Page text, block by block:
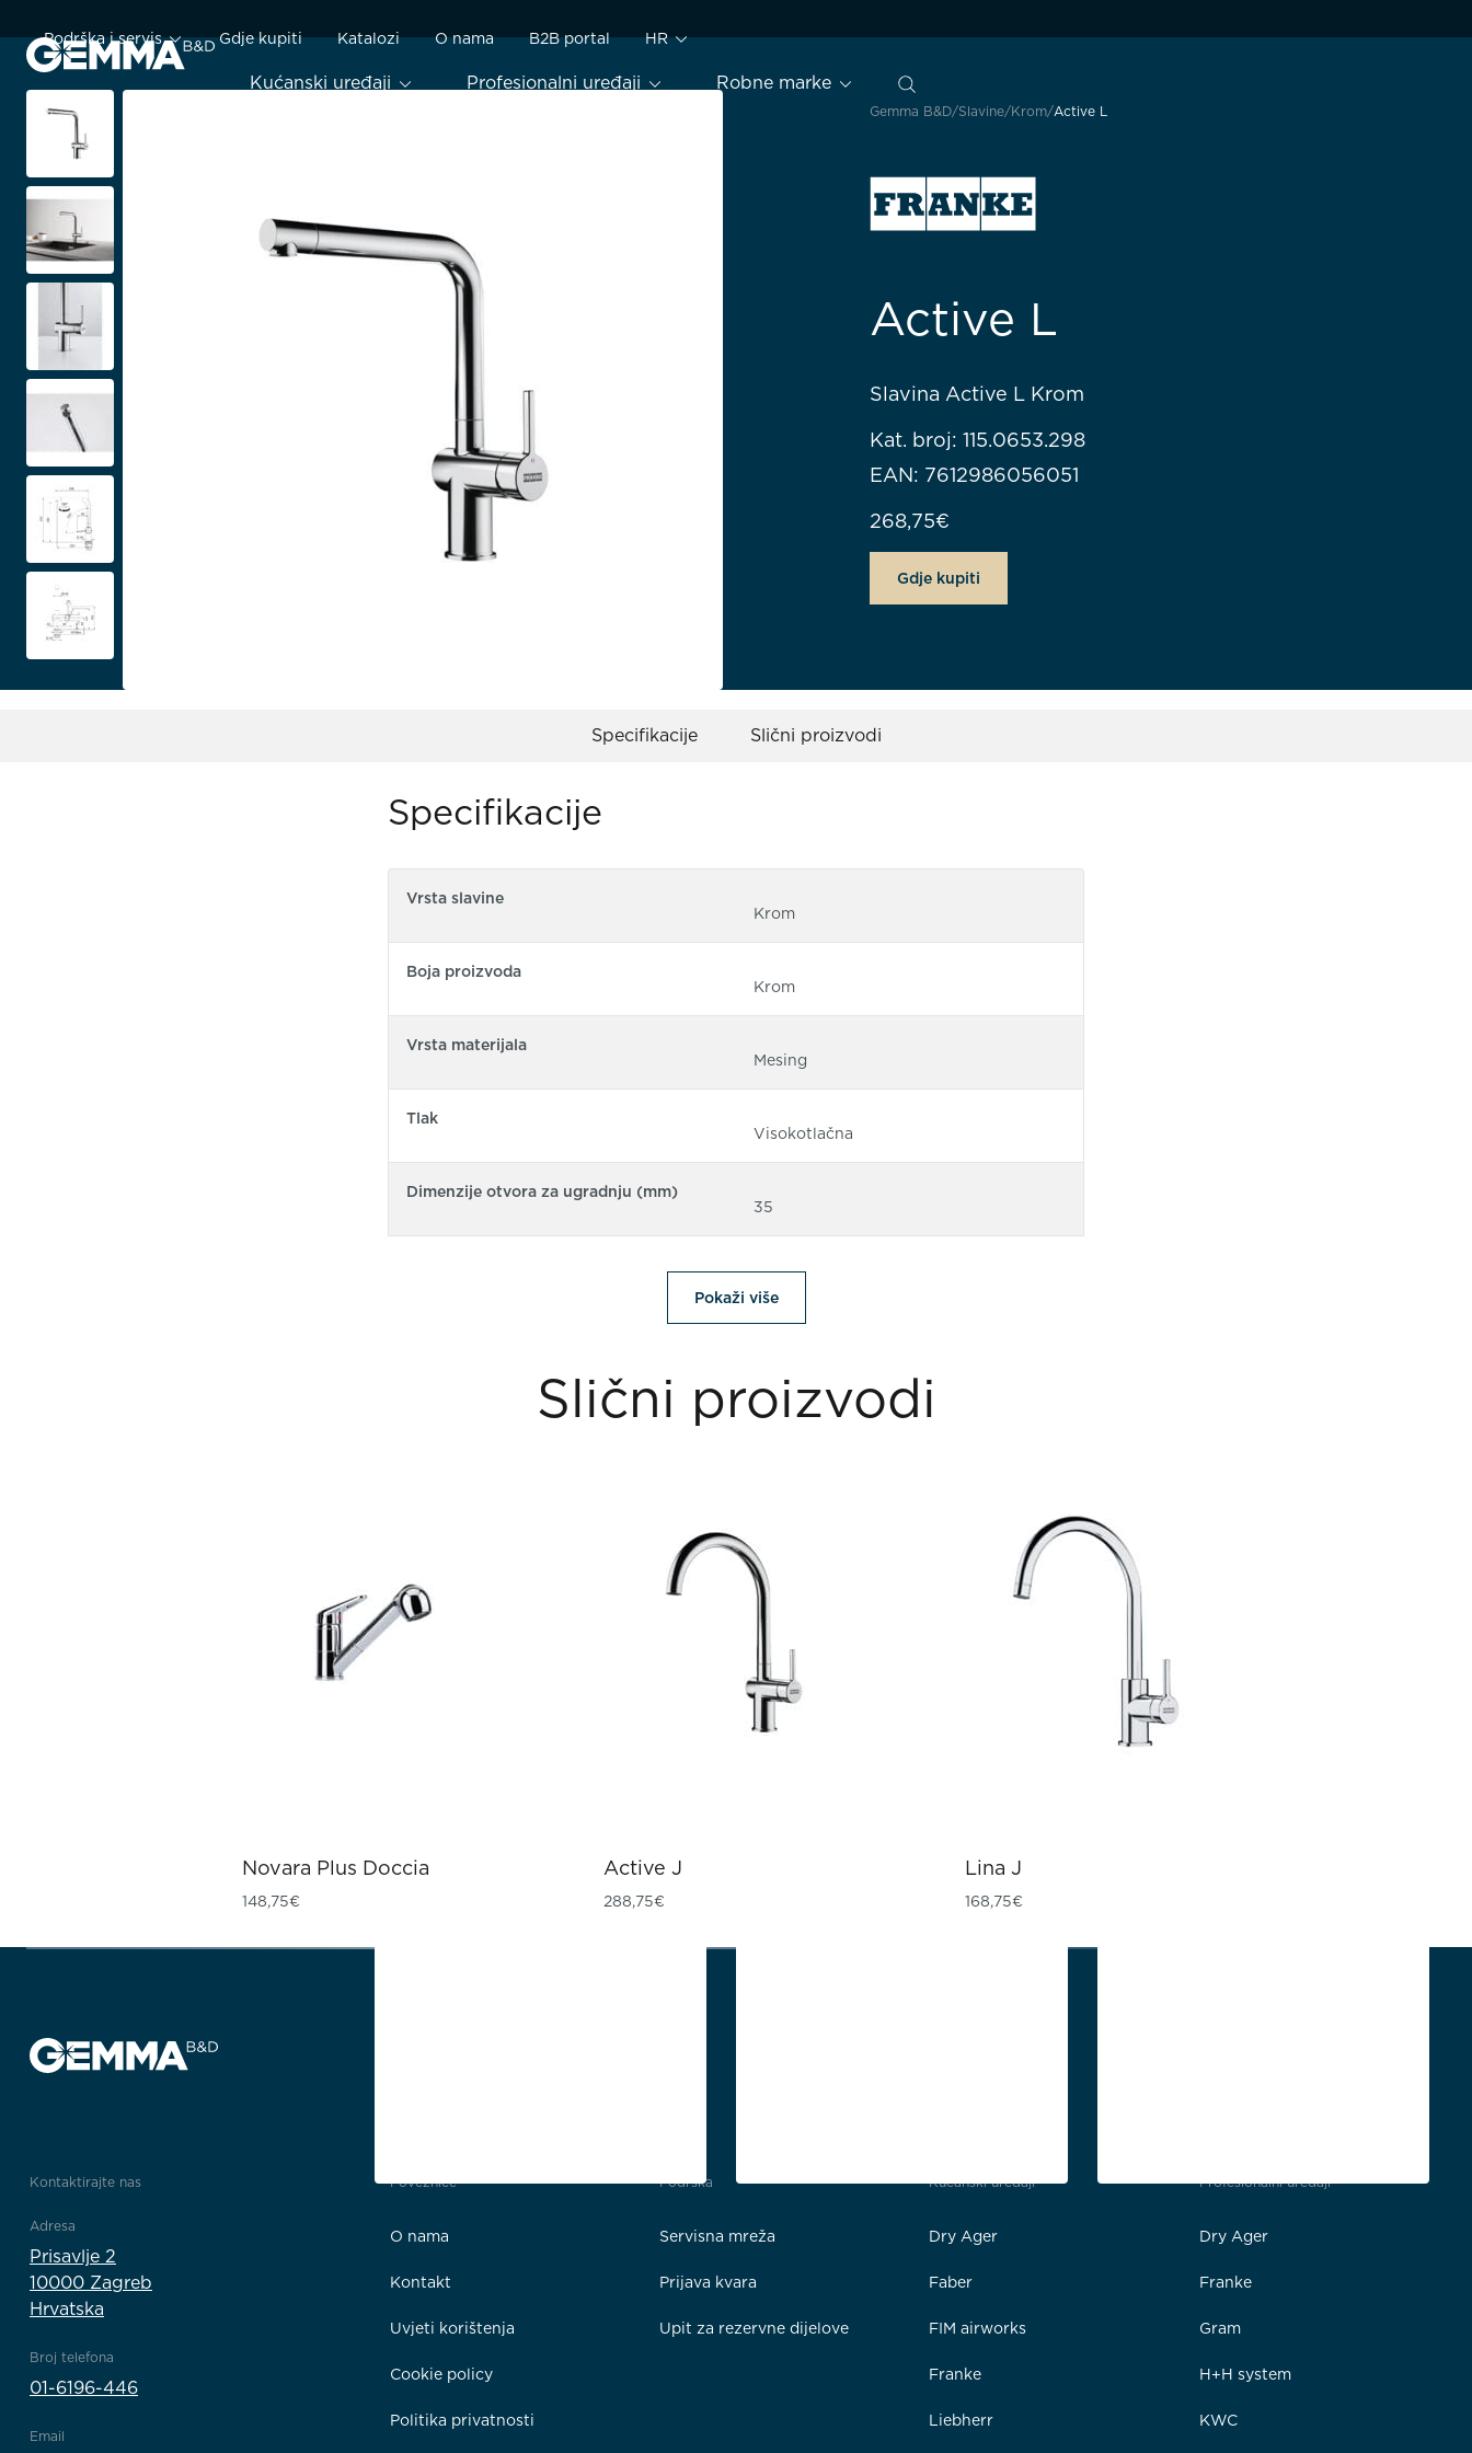
Kućanski uređaji Profesionalni uređaji Robne marke
Podrška i servis Gdje kupiti Katalozi O nama B2B portal HR
Gemma B&D Slavine Krom Active L
Active L
Slavina Active L Krom
Kat. broj: 115.0653.298
EAN: 7612986056051
268,75€
Gdje kupiti
Specifikacije Slični proizvodi
Specifikacije
Vrsta slavine
Krom
Boja proizvoda
Krom
Vrsta materijala
Mesing
Tlak
Visokotlačna
Dimenzije otvora za ugradnju (mm)
35
Pokaži više
Slični proizvodi
Novara Plus Doccia
148,75€
Active J
288,75€
Lina J
168,75€
Kontaktirajte nas
Adresa
Prisavlje 2
10000 Zagreb
Hrvatska
Broj telefona
01-6196-446
Email
Poveznice
O nama
Kontakt
Uvjeti korištenja
Cookie policy
Politika privatnosti
Podrška
Servisna mreža
Prijava kvara
Upit za rezervne dijelove
Kućanski uređaji
Dry Ager
Faber
FIM airworks
Franke
Liebherr
Profesionalni uređaji
Dry Ager
Franke
Gram
H+H system
KWC